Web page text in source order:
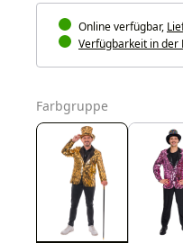
Online verfügbar,
Verfügbarkeit in der
Farbgruppe